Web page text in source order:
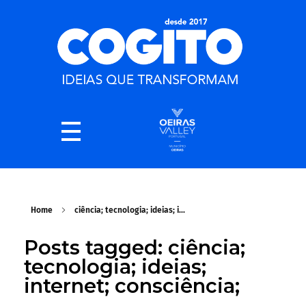
Home ciência; tecnologia; ideias; i...
Posts tagged: ciência;
tecnologia; ideias;
internet; consciência;